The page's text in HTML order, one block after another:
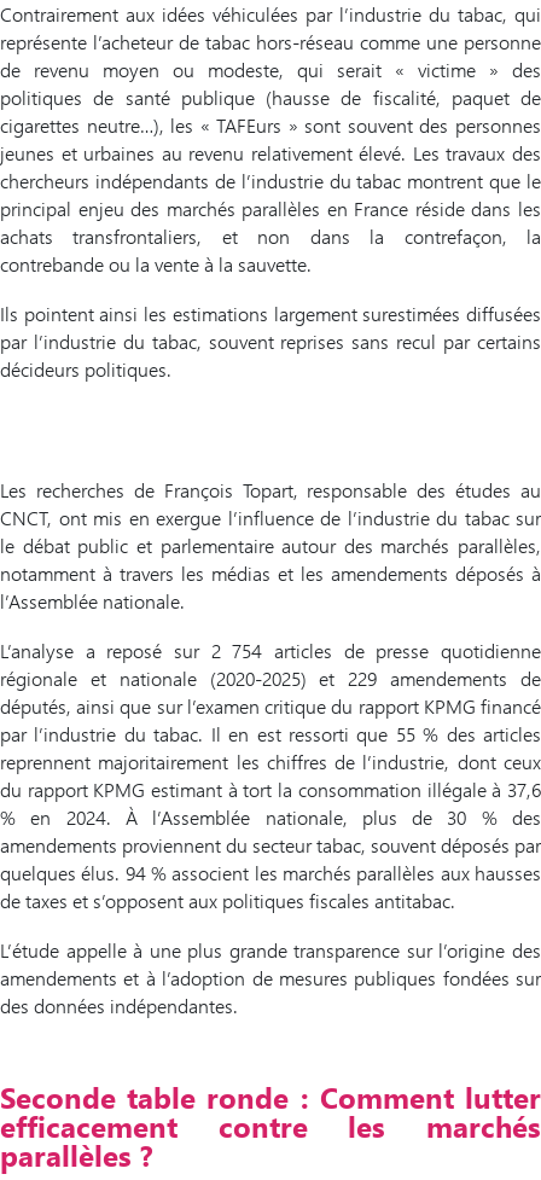
Contrairement aux idées véhiculées par l’industrie du tabac, qui
représente l’acheteur de tabac hors-réseau comme une personne
de revenu moyen ou modeste, qui serait « victime » des
politiques de santé publique (hausse de fiscalité, paquet de
cigarettes neutre…), les « TAFEurs » sont souvent des personnes
jeunes et urbaines au revenu relativement élevé. Les travaux des
chercheurs indépendants de l’industrie du tabac montrent que le
principal enjeu des marchés parallèles en France réside dans les
achats transfrontaliers, et non dans la contrefaçon, la
contrebande ou la vente à la sauvette.
Ils pointent ainsi les estimations largement surestimées diffusées
par l’industrie du tabac, souvent reprises sans recul par certains
décideurs politiques.
Les recherches de François Topart, responsable des études au
CNCT, ont mis en exergue l’influence de l’industrie du tabac sur
le débat public et parlementaire autour des marchés parallèles,
notamment à travers les médias et les amendements déposés à
l’Assemblée nationale.
L’analyse a reposé sur 2 754 articles de presse quotidienne
régionale et nationale (2020-2025) et 229 amendements de
députés, ainsi que sur l’examen critique du rapport KPMG financé
par l’industrie du tabac. Il en est ressorti que 55 % des articles
reprennent majoritairement les chiffres de l’industrie, dont ceux
du rapport KPMG estimant à tort la consommation illégale à 37,6
% en 2024. À l’Assemblée nationale, plus de 30 % des
amendements proviennent du secteur tabac, souvent déposés par
quelques élus. 94 % associent les marchés parallèles aux hausses
de taxes et s’opposent aux politiques fiscales antitabac.
L’étude appelle à une plus grande transparence sur l’origine des
amendements et à l’adoption de mesures publiques fondées sur
des données indépendantes.
Seconde table ronde : Comment lutter
efficacement contre les marchés
parallèles ?